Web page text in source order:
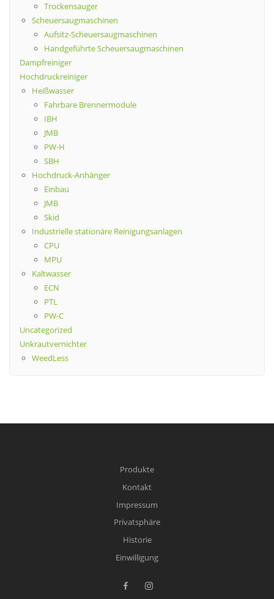
Trockensauger
Scheuersaugmaschinen
Aufsitz-Scheuersaugmaschinen
Handgeführte Scheuersaugmaschinen
Dampfreiniger
Hochdruckreiniger
Heißwasser
Fahrbare Brennermodule
IBH
JMB
PW-H
SBH
Hochdruck-Anhänger
Einbau
JMB
Skid
Industrielle stationäre Reinigungsanlagen
CPU
MPU
Kaltwasser
ECN
PTL
PW-C
Uncategorized
Unkrautvernichter
WeedLess
Produkte
Kontakt
Impressum
Privatsphäre
Historie
Einwilligung